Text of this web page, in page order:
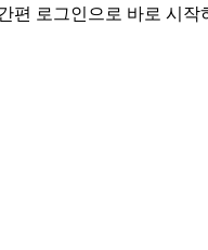
편 로그인으로 바로 시작